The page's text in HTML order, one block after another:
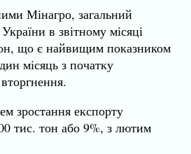
Мінагро, загальний
в звітному місяці
що є найвищим показником
місяць з початку
зростання експорту
тис. тон або 9%, з лютим